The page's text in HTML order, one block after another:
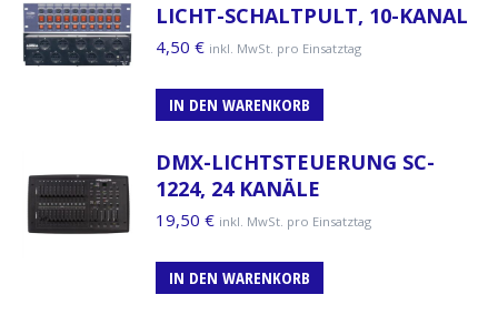
LICHT-SCHALTPULT, 10-KANAL
4,50 € inkl. MwSt. pro Einsatztag
IN DEN WARENKORB
DMX-LICHTSTEUERUNG SC-
1224, 24 KANÄLE
19,50 € inkl. MwSt. pro Einsatztag
IN DEN WARENKORB